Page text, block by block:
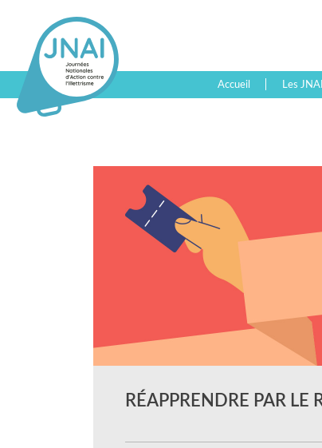
Accueil Les JNAI
RÉAPPRENDRE PAR LE